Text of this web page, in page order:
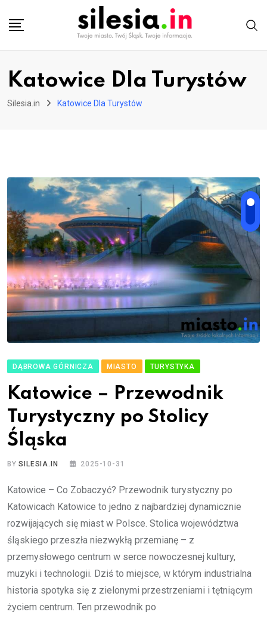
Katowice Dla Turystów
Silesia.in Katowice Dla Turystów
DĄBROWA GÓRNICZA MIASTO TURYSTYKA
Katowice – Przewodnik
Turystyczny po Stolicy
Śląska
BYSILESIA.IN 2025-10-31
Katowice – Co Zobaczyć? Przewodnik turystyczny po
Katowicach Katowice to jedno z najbardziej dynamicznie
rozwijających się miast w Polsce. Stolica województwa
śląskiego przeszła niezwykłą przemianę – z
przemysłowego centrum w serce nowoczesnej kultury,
muzyki i technologii. Dziś to miejsce, w którym industrialna
historia spotyka się z zielonymi przestrzeniami i tętniącym
życiem centrum. Ten przewodnik po